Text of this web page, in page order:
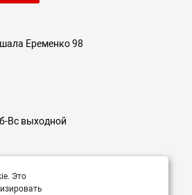
Еременко 98
Вс выходной
Это